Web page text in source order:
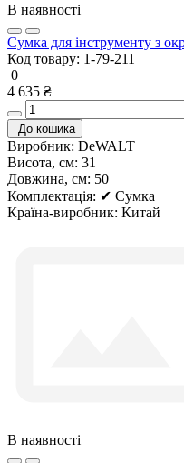
В наявності
Сумка для інструменту з
Код товару: 1-79-211
0
4 635 ₴
До кошика
Виробник: DeWALT
Висота, см: 31
Довжина, см: 50
Комплектація: ✔ Сумка
Країна-виробник: Китай
В наявності